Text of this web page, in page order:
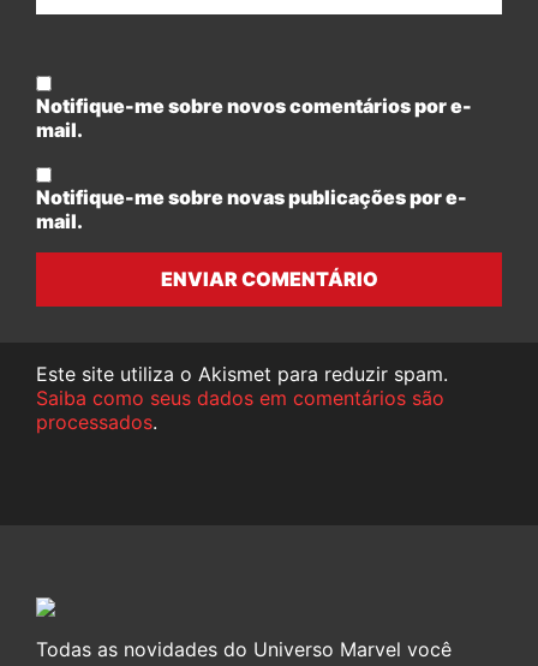
Notifique-me sobre novos comentários por e-
mail.
Notifique-me sobre novas publicações por e-
mail.
ENVIAR COMENTÁRIO
Este site utiliza o Akismet para reduzir spam.
Saiba como seus dados em comentários são
processados.
Todas as novidades do Universo Marvel você